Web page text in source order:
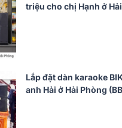
triệu cho chị Hạnh ở
Lắp đặt dàn karaoke
anh Hải ở Hải Phòng